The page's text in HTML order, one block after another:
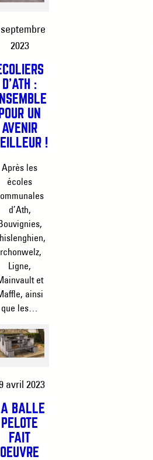
2023
D’ATH :
POUR UN
AVENIR
!
Après les
écoles
d’Ath,
Ligne,
et
ainsi
que les…
avril 2023
BALLE
PELOTE
FAIT
OEUVRE